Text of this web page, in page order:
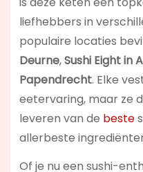
liefhebbers in
populaire locaties
Deurne,Sushi Eight in
Papendrecht. Elke
eetervaring, maar ze
leveren van de beste
allerbeste
Of je nu een sushi-